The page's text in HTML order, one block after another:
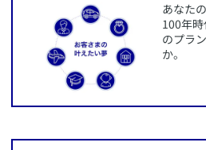
あなた
100年
のプラ
か。